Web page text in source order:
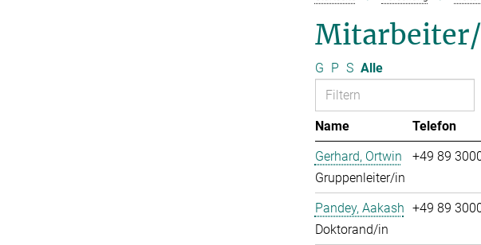
Mitarbeiter/
G P S Alle
Name Telefon
Gerhard, Ortwin
Gruppenleiter/in
+49 89
Pandey, Aakash
Doktorand/in
+49 89